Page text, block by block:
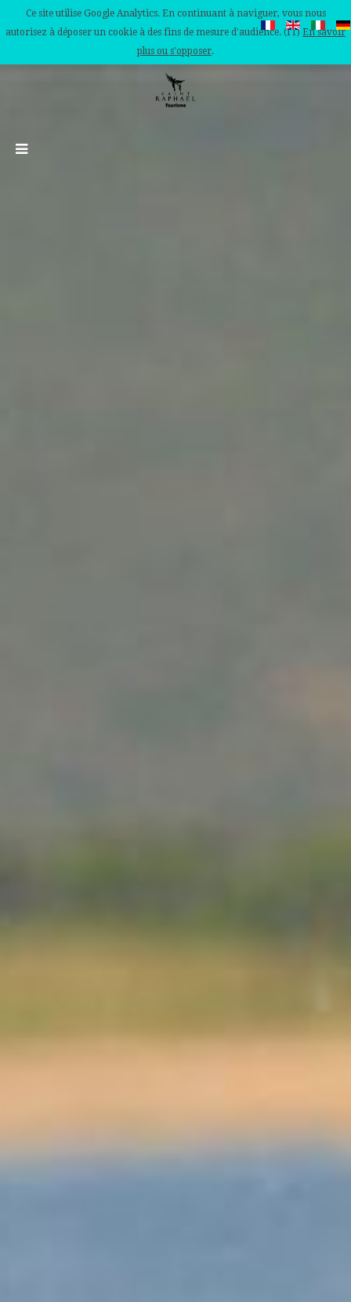
Ce site utilise Google Analytics. En continuant à naviguer, vous nous
autorisez à déposer un cookie à des fins de mesure d'audience. (IT) En savoir
plus ou s'opposer.